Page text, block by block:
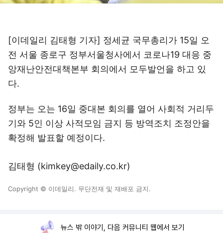
[이데일리 김태형 기자] 정세균 국무총리가 15일 오
전 서울 종로구 정부서울청사에서 코로나19 대응 중
앙재난안전대책본부 회의에서 모두발언을 하고 있
다.
정부는 오는 16일 중대본 회의를 열어 사회적 거리두
기와 5인 이상 사적모임 금지 등 방역조치 조정안을
확정해 발표할 예정이다.
김태형 (kimkey@edaily.co.kr)
Copyright © 이데일리. 무단전재 및 재배포 금지.
뉴스 밖 이야기, 다음 커뮤니티 웹에서 보기